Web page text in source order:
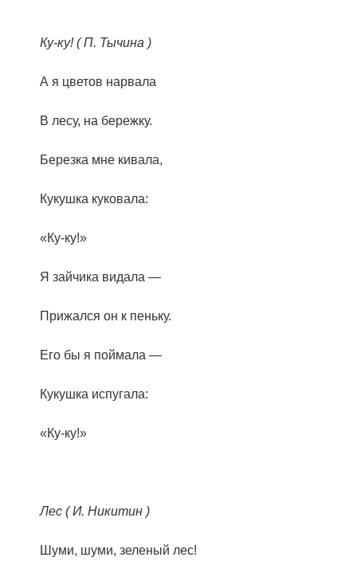
Ку-ку! ( П. Тычина )
А я цветов нарвала
В лесу, на бережку.
Березка мне кивала,
Кукушка куковала:
«Ку-ку!»
Я зайчика видала —
Прижался он к пеньку.
Его бы я поймала —
Кукушка испугала:
«Ку-ку!»
Лес ( И. Никитин )
Шуми, шуми, зеленый лес!